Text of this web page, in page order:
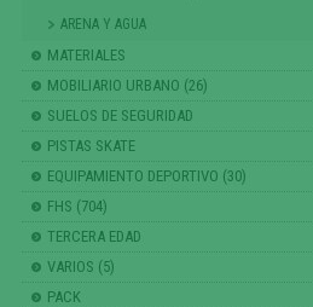
ARENA Y AGUA
MATERIALES
MOBILIARIO URBANO (26)
SUELOS DE SEGURIDAD
PISTAS SKATE
EQUIPAMIENTO DEPORTIVO (30)
FHS (704)
TERCERA EDAD
VARIOS (5)
PACK